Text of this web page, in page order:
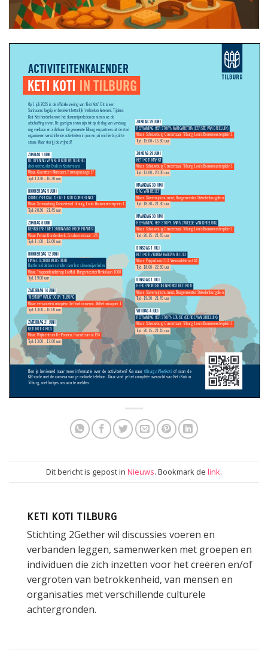
Dit bericht is gepost in Nieuws. Bookmark de link.
KETI KOTI TILBURG
Stichting 2Gether wil discussies voeren en
verbanden leggen, samenwerken met groepen en
individuen die zich inzetten voor het creëren en/of
vergroten van betrokkenheid, van mensen en
organisaties met verschillende culturele
achtergronden.